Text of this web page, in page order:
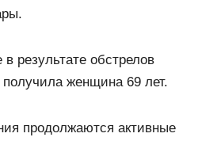
результате обстрелов
женщина 69 лет.
продолжаются активные